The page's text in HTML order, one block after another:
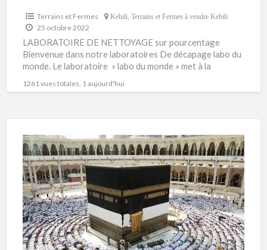
Terrains et Fermes Kebili Terrains et Fermes à vendre Kebili
25 octobre 2022
LABORATOIRE DE NETTOYAGE sur pourcentage
Bienvenue dans notre laboratoires De décapage labo du
monde. Le laboratoire » labo du monde » met à la
1261 vues totales, 1 aujourd'hui